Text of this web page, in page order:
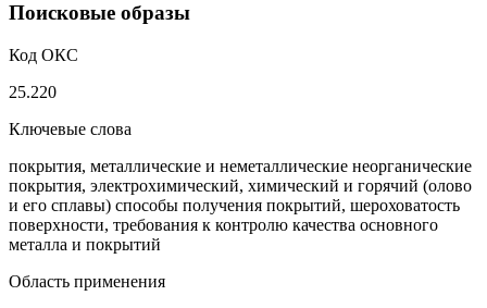
Поисковые образы
Код ОКС
25.220
Ключевые слова
покрытия, металлические и неметаллические неорганические
покрытия, электрохимический, химический и горячий (олово
и его сплавы) способы получения покрытий, шероховатость
поверхности, требования к контролю качества основного
металла и покрытий
Область применения